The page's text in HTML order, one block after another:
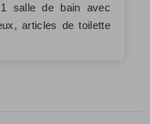
salle de bain avec
articles de toilette